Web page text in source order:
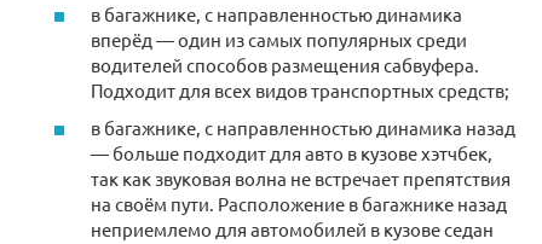
в багажнике, с направленностью динамика
вперёд — один из самых популярных среди
водителей способов размещения сабвуфера.
Подходит для всех видов транспортных средств;
в багажнике, с направленностью динамика назад
— больше подходит для авто в кузове хэтчбек,
так как звуковая волна не встречает препятствия
на своём пути. Расположение в багажнике назад
неприемлемо для автомобилей в кузове седан